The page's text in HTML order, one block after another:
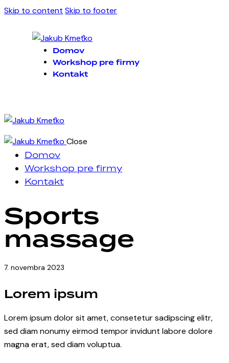
Skip to content Skip to footer
Domov
Workshop pre firmy
Kontakt
Close
Domov
Workshop pre firmy
Kontakt
Sports
massage
7. novembra 2023
Lorem ipsum
Lorem ipsum dolor sit amet, consetetur sadipscing elitr,
sed diam nonumy eirmod tempor invidunt labore dolore
magna erat, sed diam voluptua.